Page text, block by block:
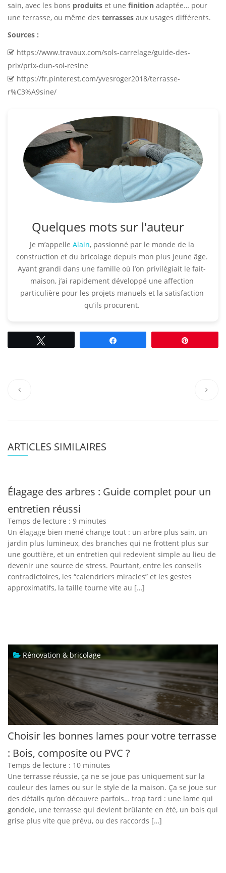
sain, avec les bons produits et une finition adaptée… pour
une terrasse, ou même des terrasses aux usages différents.
Sources :
https://www.travaux.com/sols-carrelage/guide-des-
prix/prix-dun-sol-resine
https://fr.pinterest.com/yvesroger2018/terrasse-
r%C3%A9sine/
Quelques mots sur l'auteur
Je m’appelle Alain, passionné par le monde de la
construction et du bricolage depuis mon plus jeune âge.
Ayant grandi dans une famille où l’on privilégiait le fait-
maison, j’ai rapidement développé une affection
particulière pour les projets manuels et la satisfaction
qu’ils procurent.​
ARTICLES SIMILAIRES
Élagage des arbres : Guide complet pour un
entretien réussi
Temps de lecture : 9 minutes
Un élagage bien mené change tout : un arbre plus sain, un
jardin plus lumineux, des branches qui ne frottent plus sur
une gouttière, et un entretien qui redevient simple au lieu de
devenir une source de stress. Pourtant, entre les conseils
contradictoires, les “calendriers miracles” et les gestes
approximatifs, la taille tourne vite au […]
Rénovation & bricolage
Choisir les bonnes lames pour votre terrasse
: Bois, composite ou PVC ?
Temps de lecture : 10 minutes
Une terrasse réussie, ça ne se joue pas uniquement sur la
couleur des lames ou sur le style de la maison. Ça se joue sur
des détails qu’on découvre parfois… trop tard : une lame qui
gondole, une terrasse qui devient brûlante en été, un bois qui
grise plus vite que prévu, ou des raccords […]